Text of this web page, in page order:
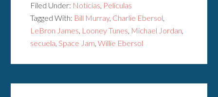
Filed Under: Noticias, Películas
Tagged With: Bill Murray, Charlie Ebersol,
LeBron James, Looney Tunes, Michael Jordan,
secuela,Space Jam,Willie Ebersol